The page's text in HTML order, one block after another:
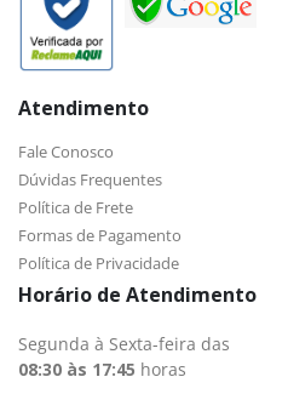
Atendimento
Fale Conosco
Dúvidas Frequentes
Política de Frete
Formas de Pagamento
Política de Privacidade
Horário de Atendimento
Segunda à Sexta-feira das
08:30 às 17:45 horas